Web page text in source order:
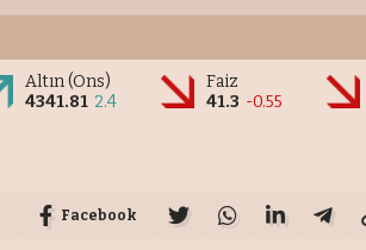
Altın (Ons)
4341.81 2.4
Faiz
41.3 -0.55
Facebook